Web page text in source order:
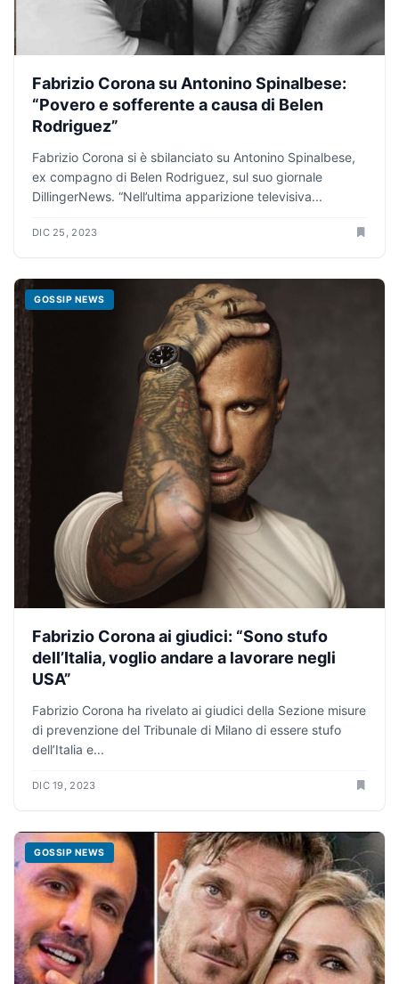
Fabrizio Corona su Antonino Spinalbese:
“Povero e sofferente a causa di Belen
Rodriguez”
Fabrizio Corona si è sbilanciato su Antonino Spinalbese,
ex compagno di Belen Rodriguez, sul suo giornale
DillingerNews. “Nell’ultima apparizione televisiva...
DIC 25, 2023
GOSSIP NEWS
Fabrizio Corona ai giudici: “Sono stufo
dell’Italia, voglio andare a lavorare negli
USA”
Fabrizio Corona ha rivelato ai giudici della Sezione misure
di prevenzione del Tribunale di Milano di essere stufo
dell’Italia e...
DIC 19, 2023
GOSSIP NEWS